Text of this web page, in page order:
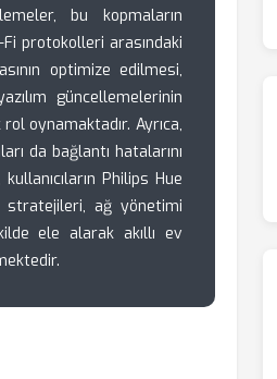
bu kopmaların
protokolleri arasındaki
optimize edilmesi,
güncellemelerinin
oynamaktadır. Ayrıca,
da bağlantı hatalarını
Philips Hue
stratejileri, ağ yönetimi
ele alarak akıllı ev